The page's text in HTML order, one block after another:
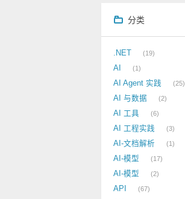
分类
.NET 19
AI 1
AI Agent 实践 25
AI 与数据 2
AI 工具 6
AI 工程实践 3
AI-文档解析 1
AI-模型 17
AI-模型 2
API 67